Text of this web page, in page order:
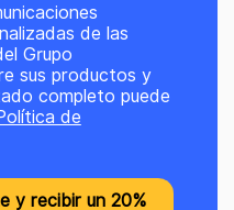
de las
Grupo
sus productos y
completo puede
de